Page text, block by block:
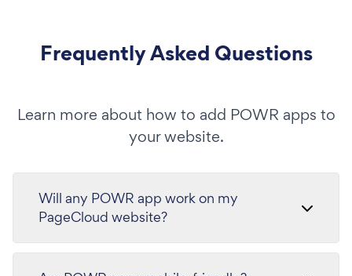
Frequently Asked Questions
Learn more about how to add POWR apps to
your website.
Will any POWR app work on my
PageCloud website?